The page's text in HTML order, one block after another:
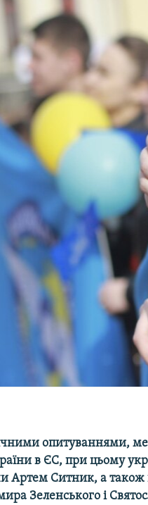
опитуваннями,
в ЄС, при цьому
Артем Ситник, а також
Зеленського і